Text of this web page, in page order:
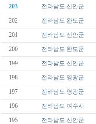
203 전라남도 신안군
202 전라남도 완도군
201 전라남도 신안군
200 전라남도 완도군
199 전라남도 신안군
198 전라남도 영광군
197 전라남도 영광군
196 전라남도 여수시
195 전라남도 신안군